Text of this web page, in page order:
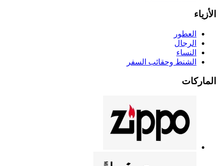
الأزياء
العطور
الرجال
النساء
الشنط وحقائب السفر
الماركات